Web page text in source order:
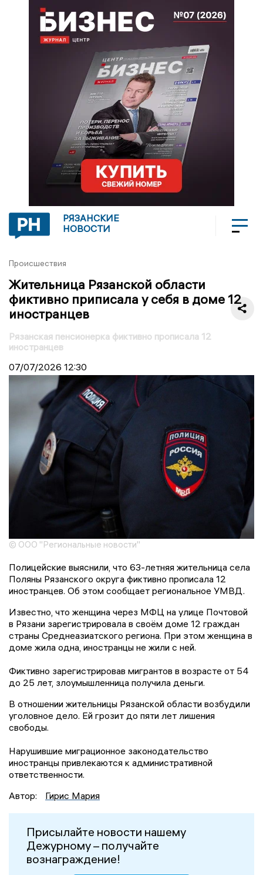
РЯЗАНСКИЕ
НОВОСТИ
Происшествия
Жительница Рязанской области
фиктивно приписала у себя в доме 12
иностранцев
Рязанская пенсионерка фиктивно прописала 12
иностранцев
07/07/2026 12:30
© ООО "Региональные новости"
Полицейские выяснили, что 63-летняя жительница села
Поляны Рязанского округа фиктивно прописала 12
иностранцев. Об этом сообщает региональное УМВД.
Известно, что женщина через МФЦ на улице Почтовой
в Рязани зарегистрировала в своём доме 12 граждан
страны Среднеазиатского региона. При этом женщина в
доме жила одна, иностранцы не жили с ней.
Фиктивно зарегистрировав мигрантов в возрасте от 54
до 25 лет, злоумышленница получила деньги.
В отношении жительницы Рязанской области возбудили
уголовное дело. Ей грозит до пяти лет лишения
свободы.
Нарушившие миграционное законодательство
иностранцы привлекаются к административной
ответственности.
Автор:
Гирис Мария
Присылайте новости нашему
Дежурному – получайте
вознаграждение!